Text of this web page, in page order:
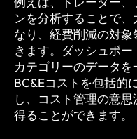
ンを分析することで
なり、経費削減の対
きます。ダッシュボ
カテゴリーのデータ
BC&Eコストを包括的
し、コスト管理の意
得ることができます。